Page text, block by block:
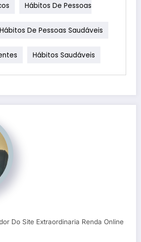
Hábitos De Pessoas
Hábitos De Pessoas Saudáveis
Hábitos Saudáveis
Do Site Extraordinaria Renda Online